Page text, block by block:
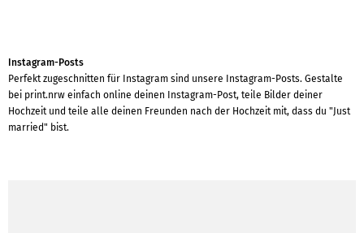
Instagram-Posts
Perfekt zugeschnitten für Instagram sind unsere Instagram-Posts. Gestalte
bei print.nrw einfach online deinen Instagram-Post, teile Bilder deiner
Hochzeit und teile alle deinen Freunden nach der Hochzeit mit, dass du "Just
married" bist.